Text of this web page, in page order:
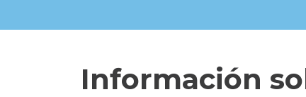
Información